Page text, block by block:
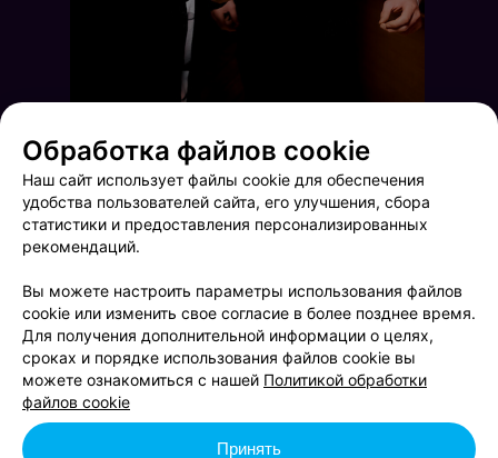
Brooklyn Live! Saturday music
Обработка файлов cookie
Наш сайт использует файлы cookie для обеспечения
удобства пользователей сайта, его улучшения, сбора
статистики и предоставления персонализированных
рекомендаций.
Вы можете настроить параметры использования файлов
cookie или изменить свое согласие в более позднее время.
Для получения дополнительной информации о целях,
сроках и порядке использования файлов cookie вы
можете ознакомиться с нашей Политикой обработки
файлов cookie
Принять